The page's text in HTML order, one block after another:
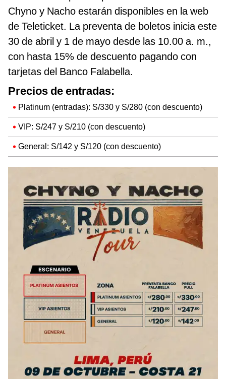
Chyno y Nacho estarán disponibles en la web
de Teleticket. La preventa de boletos inicia este
30 de abril y 1 de mayo desde las 10.00 a. m.,
con hasta 15% de descuento pagando con
tarjetas del Banco Falabella.
Precios de entradas:
Platinum (entradas): S/330 y S/280 (con descuento)
VIP: S/247 y S/210 (con descuento)
General: S/142 y S/120 (con descuento)